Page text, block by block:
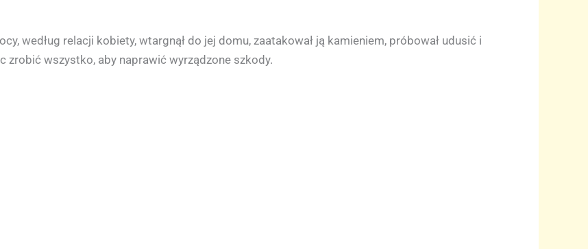
według relacji kobiety, wtargnął do jej domu, zaatakował ją kamieniem, próbował udusić i
zrobić wszystko, aby naprawić wyrządzone szkody.